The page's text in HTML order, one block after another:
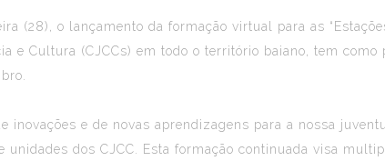
(28), o lançamento da formação virtual para as
e Cultura (CJCCs) em todo o território baiano, tem
inovações e de novas aprendizagens para a nossa
dos CJCC. Esta formação continuada visa